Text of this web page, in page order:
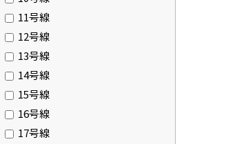
11号線
12号線
13号線
14号線
15号線
16号線
17号線